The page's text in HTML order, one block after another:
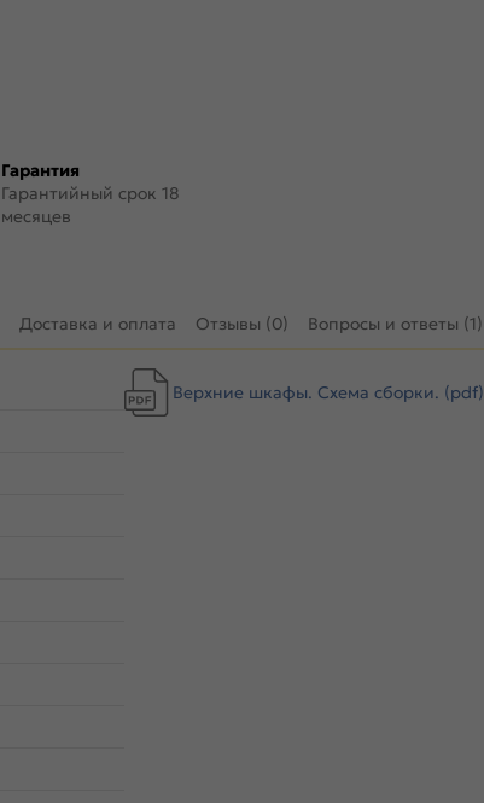
Гарантия
Гарантийный срок 18
месяцев
Доставка и оплата Отзывы (0) Вопросы и ответы (1)
Верхние шкафы. Схема сборки. (pdf)